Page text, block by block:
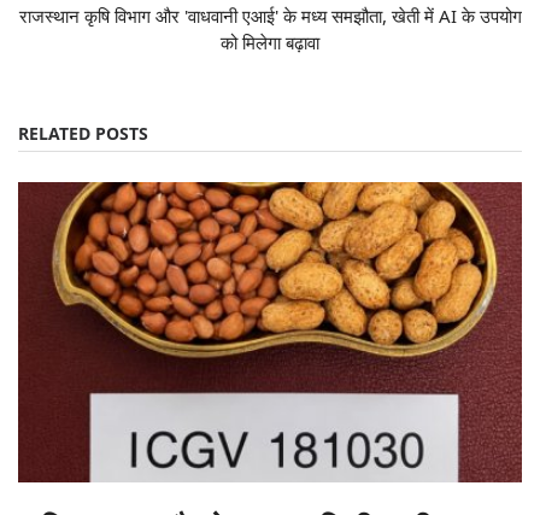
राजस्थान कृषि विभाग और 'वाधवानी एआई' के मध्य समझौता, खेती में AI के उपयोग
को मिलेगा बढ़ावा
RELATED POSTS